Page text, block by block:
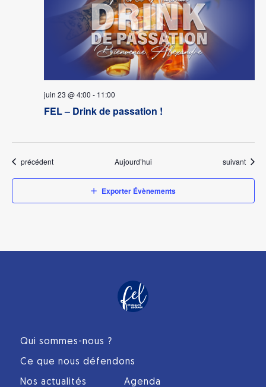
juin 23 @ 4:00 - 11:00
FEL – Drink de passation !
Évènements
précédent Aujourd’hui Évènements
suivant
Exporter Évènements
Qui sommes-nous ?
Ce que nous défendons
Nos actualités Agenda